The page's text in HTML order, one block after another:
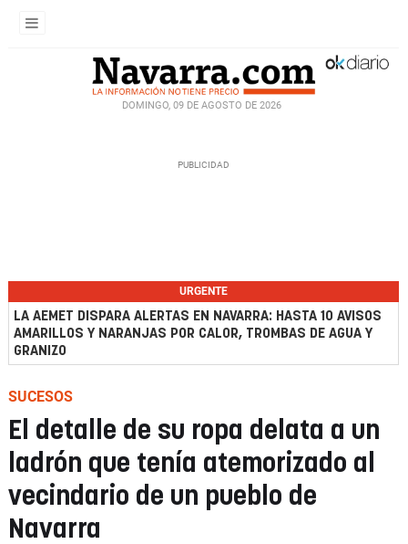
DOMINGO, 09 DE AGOSTO DE 2026
URGENTE
LA AEMET DISPARA ALERTAS EN NAVARRA: HASTA 10 AVISOS
AMARILLOS Y NARANJAS POR CALOR, TROMBAS DE AGUA Y
GRANIZO
SUCESOS
El detalle de su ropa delata a un
ladrón que tenía atemorizado al
vecindario de un pueblo de
Navarra